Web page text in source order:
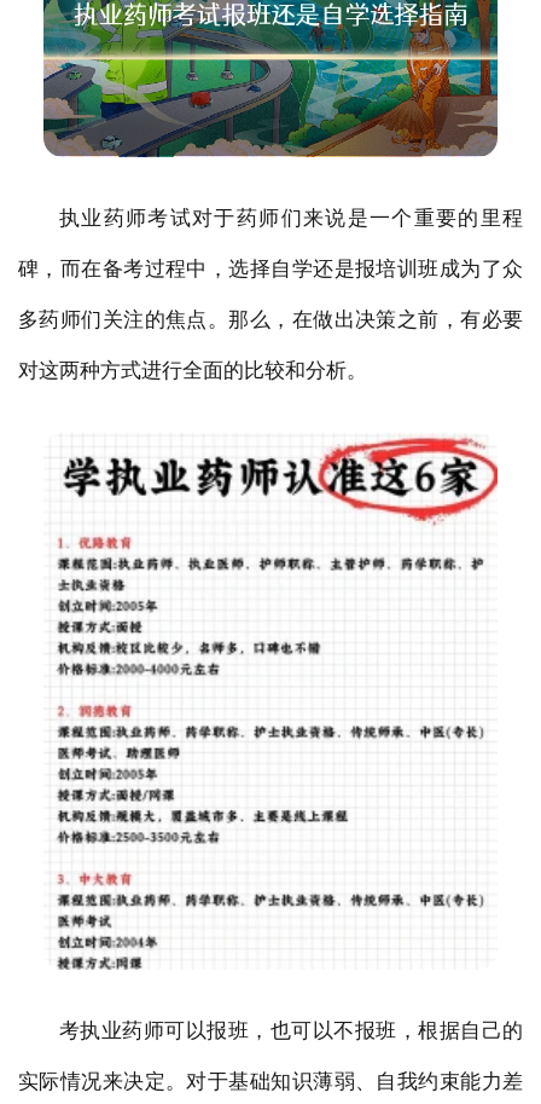
执业药师考试对于药师们来说是一个重要的里程
碑，而在备考过程中，选择自学还是报培训班成为了众
多药师们关注的焦点。那么，在做出决策之前，有必要
对这两种方式进行全面的比较和分析。
考执业药师可以报班，也可以不报班，根据自己的
实际情况来决定。对于基础知识薄弱、自我约束能力差